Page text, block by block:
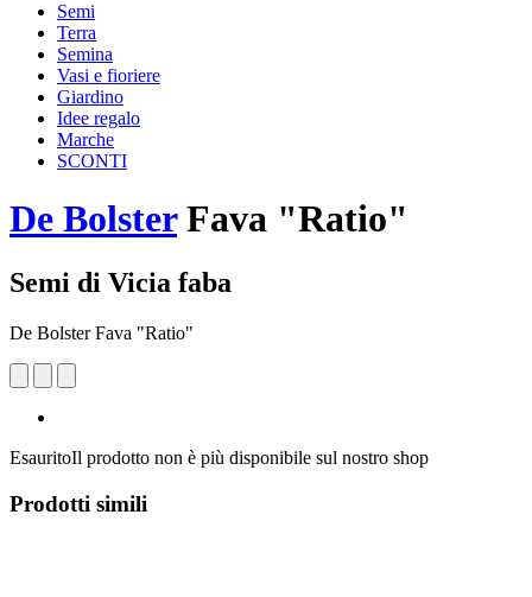
Semi
Terra
Semina
Vasi e fioriere
Giardino
Idee regalo
Marche
SCONTI
De BolsterFava "Ratio"
Semi di Vicia faba
De Bolster Fava "Ratio"
EsauritoIl prodotto non è più disponibile sul nostro shop
Prodotti simili